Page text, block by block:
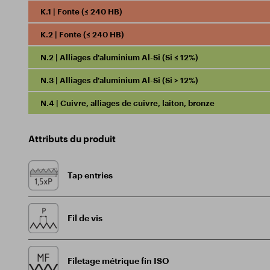
K.1 | Fonte (≤ 240 HB)
K.2 | Fonte (≤ 240 HB)
N.2 | Alliages d'aluminium Al-Si (Si ≤ 12%)
N.3 | Alliages d'aluminium Al-Si (Si > 12%)
N.4 | Cuivre, alliages de cuivre, laiton, bronze
Attributs du produit
Tap entries
Fil de vis
Filetage métrique fin ISO